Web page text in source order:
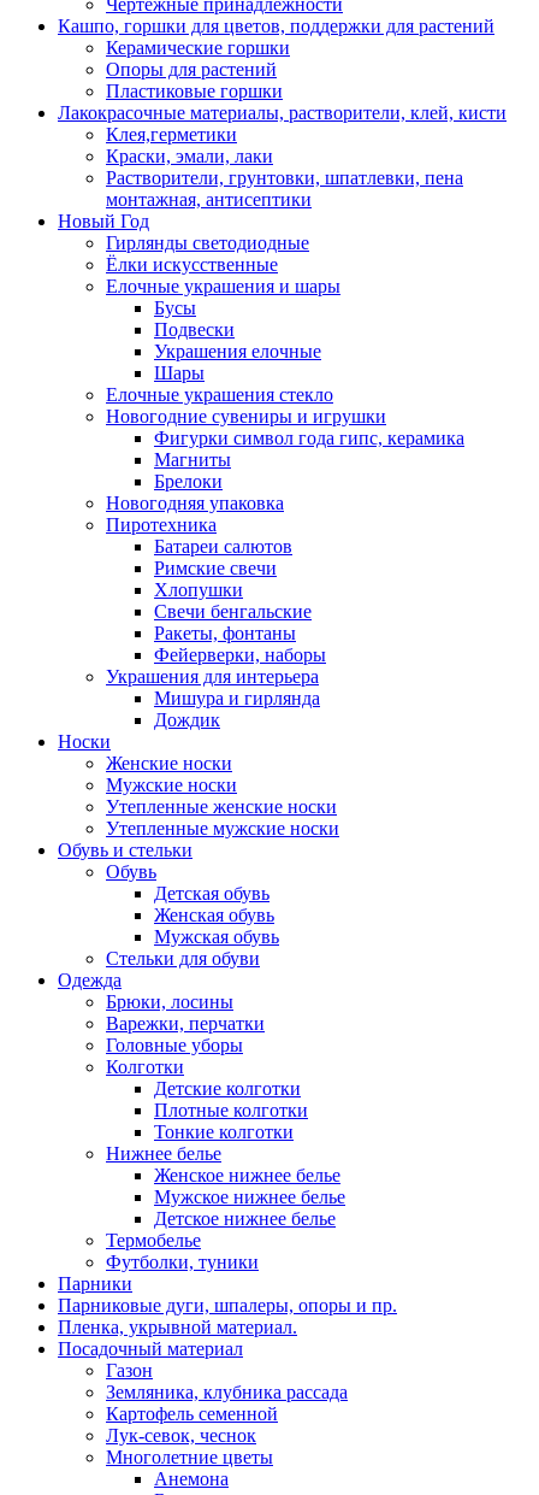
Чертежные принадлежности
Кашпо, горшки для цветов, поддержки для растений
Керамические горшки
Опоры для растений
Пластиковые горшки
Лакокрасочные материалы, растворители, клей, кисти
Клея,герметики
Краски, эмали, лаки
Растворители, грунтовки, шпатлевки, пена
монтажная, антисептики
Новый Год
Гирлянды светодиодные
Ёлки искусственные
Елочные украшения и шары
Бусы
Подвески
Украшения елочные
Шары
Елочные украшения стекло
Новогодние сувениры и игрушки
Фигурки символ года гипс, керамика
Магниты
Брелоки
Новогодняя упаковка
Пиротехника
Батареи салютов
Римские свечи
Хлопушки
Свечи бенгальские
Ракеты, фонтаны
Фейерверки, наборы
Украшения для интерьера
Мишура и гирлянда
Дождик
Носки
Женские носки
Мужские носки
Утепленные женские носки
Утепленные мужские носки
Обувь и стельки
Обувь
Детская обувь
Женская обувь
Мужская обувь
Стельки для обуви
Одежда
Брюки, лосины
Варежки, перчатки
Головные уборы
Колготки
Детские колготки
Плотные колготки
Тонкие колготки
Нижнее белье
Женское нижнее белье
Мужское нижнее белье
Детское нижнее белье
Термобелье
Футболки, туники
Парники
Парниковые дуги, шпалеры, опоры и пр.
Пленка, укрывной материал.
Посадочный материал
Газон
Земляника, клубника рассада
Картофель семенной
Лук-севок, чеснок
Многолетние цветы
Анемона